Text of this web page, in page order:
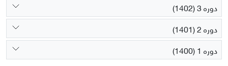
دوره 3 (1402)
دوره 2 (1401)
دوره 1 (1400)